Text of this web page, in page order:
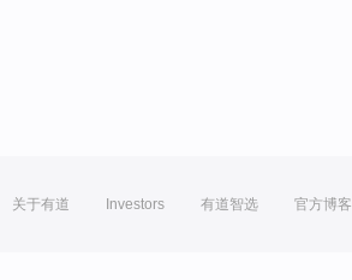
关于有道 Investors 有道智选 官方博客